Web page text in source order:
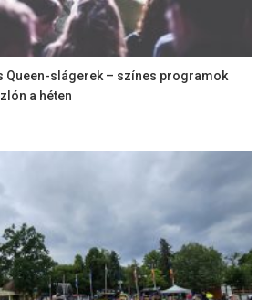
Queen-slágerek – színes programok
a héten